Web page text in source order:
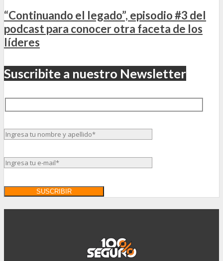
“Continuando el legado”, episodio #3 del
podcast para conocer otra faceta de los
líderes
Suscribite a nuestro Newsletter